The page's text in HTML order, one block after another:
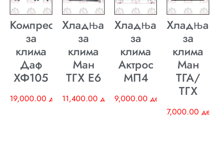
Компресор
за
клима
Даф
ХФ105
19,000.00 ден
Хладњак
за
клима
Ман
ТГХ E6
11,400.00 ден
Хладњак
за
клима
Актрос
МП4
9,000.00 ден
Хладњак
за
клима
Ман
ТГА/
ТГХ
7,000.00 ден